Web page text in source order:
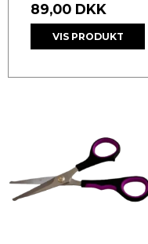
89,00 DKK
VIS PRODUKT